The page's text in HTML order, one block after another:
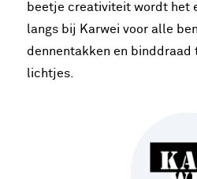
beetje creativiteit wordt het
langs bij Karwei voor alle
dennentakken en
lichtjes.